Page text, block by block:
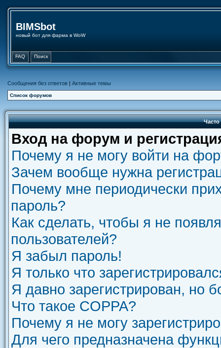
BIMSbot
новый бот для фарма в WoW
FAQ Поиск
Сообщения без ответов | Активные темы
Список форумов
Вход на форум и
Почему я не могу войти на
Зачем вообще нужна
Почему мне периодически
пароль?
Как сделать, чтобы я не
пользователей?
Я забыл пароль!
Я только что
Я давно зарегистрирован, но
Что такое COPPA?
Почему я не могу
Для чего предназначена